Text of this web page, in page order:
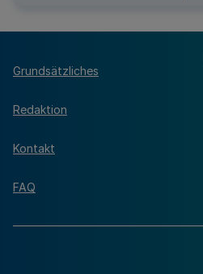
Grundsätzliches
Redaktion
Kontakt
FAQ